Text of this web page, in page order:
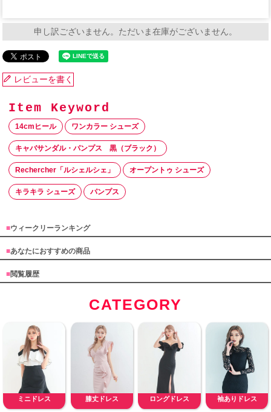
申し訳ございません。ただいま在庫がございません。
レビューを書く
14cmヒール ワンカラー シューズ
キャバサンダル・パンプス 黒（ブラック）
Rechercher「ルシェルシェ」 オープントゥ シューズ
キラキラ シューズ パンプス
■ウィークリーランキング
■あなたにおすすめの商品
■閲覧履歴
CATEGORY
ミニドレス 膝丈ドレス ロングドレス 袖ありドレス